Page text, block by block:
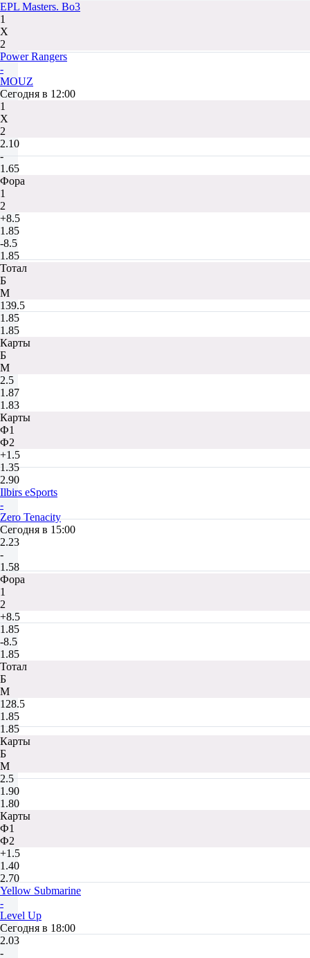
EPL Masters. Bo3
1
Х
2
Power Rangers
-
MOUZ
Сегодня в 12:00
1
Х
2
2.10
-
1.65
Фора
1
2
+8.5
1.85
-8.5
1.85
Тотал
Б
М
139.5
1.85
1.85
Карты
Б
М
2.5
1.87
1.83
Карты
Ф1
Ф2
+1.5
1.35
2.90
Ilbirs eSports
-
Zero Tenacity
Сегодня в 15:00
2.23
-
1.58
Фора
1
2
+8.5
1.85
-8.5
1.85
Тотал
Б
М
128.5
1.85
1.85
Карты
Б
М
2.5
1.90
1.80
Карты
Ф1
Ф2
+1.5
1.40
2.70
Yellow Submarine
-
Level Up
Сегодня в 18:00
2.03
-